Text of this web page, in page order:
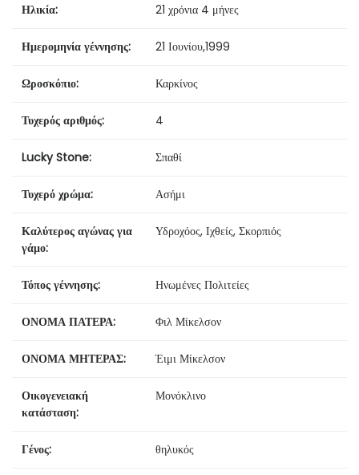
Ηλικία: 21 χρόνια 4 μήνες
Ημερομηνία γέννησης: 21 Ιουνίου,1999
Ωροσκόπιο: Καρκίνος
Τυχερός αριθμός: 4
Lucky Stone: Σπαθί
Τυχερό χρώμα: Ασήμι
Καλύτερος αγώνας για
γάμο:
Υδροχόος, Ιχθείς, Σκορπιός
Τόπος γέννησης: Ηνωμένες Πολιτείες
ΟΝΟΜΑ ΠΑΤΕΡΑ: Φιλ Μίκελσον
ΟΝΟΜΑ ΜΗΤΕΡΑΣ: Έιμι Μίκελσον
Οικογενειακή
κατάσταση:
Μονόκλινο
Γένος: θηλυκός